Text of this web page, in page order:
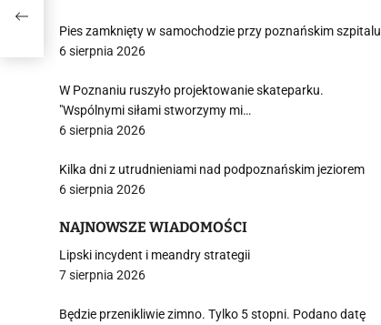
Pies zamknięty w samochodzie przy poznańskim szpitalu
6 sierpnia 2026
W Poznaniu ruszyło projektowanie skateparku.
"Wspólnymi siłami stworzymy mi…
6 sierpnia 2026
Kilka dni z utrudnieniami nad podpoznańskim jeziorem
6 sierpnia 2026
NAJNOWSZE WIADOMOŚCI
Lipski incydent i meandry strategii
7 sierpnia 2026
Będzie przenikliwie zimno. Tylko 5 stopni. Podano datę